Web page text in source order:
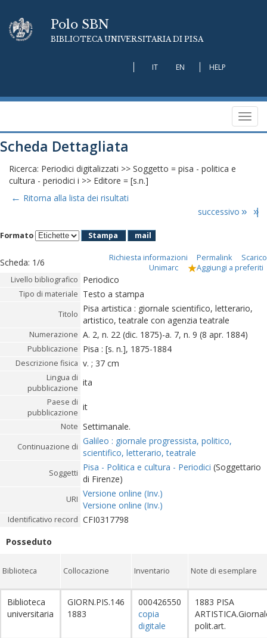
Polo SBN
BIBLIOTECA UNIVERSITARIA DI PISA
IT EN HELP
Scheda Dettagliata
Ricerca: Periodici digitalizzati >> Soggetto = pisa - politica e
cultura - periodici i >> Editore = [s.n.]
← Ritorna alla lista dei risultati
successivo » »|
Formato Stampa mail
Scheda: 1/6 Richiesta informazioni Permalink
Scarico
Unimarc
Aggiungi a preferiti
Livello bibliografico Periodico
Tipo di materiale Testo a stampa
Titolo
Pisa artistica : giornale scientifico, letterario,
artistico, teatrale con agenzia teatrale
Numerazione A. 2, n. 22 (dic. 1875)-a. 7, n. 9 (8 apr. 1884)
Pubblicazione Pisa : [s. n.], 1875-1884
Descrizione fisica v. ; 37 cm
Lingua di
pubblicazione
ita
Paese di
pubblicazione
it
Note Settimanale.
Continuazione di
Galileo : giornale progressista, politico,
scientifico, letterario, teatrale
Soggetti
Pisa - Politica e cultura - Periodici (Soggettario
di Firenze)
URI
Versione online (Inv.)
Versione online (Inv.)
Identificativo record CFI0317798
Posseduto
Biblioteca Collocazione Inventario Note di esemplare
Biblioteca
universitaria
GIORN.PIS.146
1883
000426550
copia
digitale
1883 PISA
polit.art.